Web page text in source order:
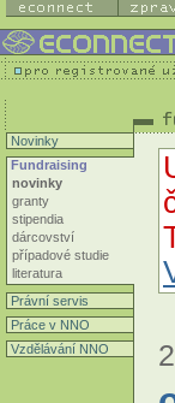
Novinky
Fundraising
novinky
granty
stipendia
dárcovství
případové studie
literatura
Právní servis
Práce v NNO
Vzdělávání NNO